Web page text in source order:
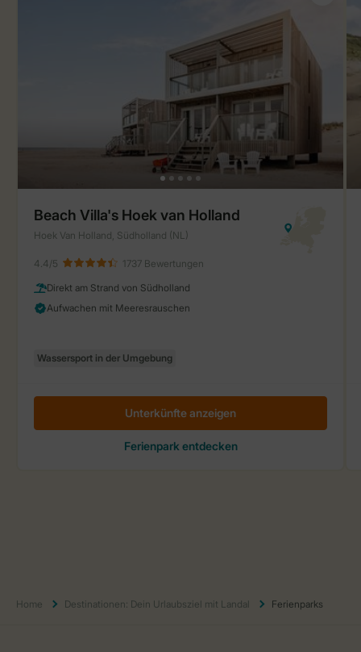
Home Destinationen: Dein Urlaubsziel mit Landal Ferienparks